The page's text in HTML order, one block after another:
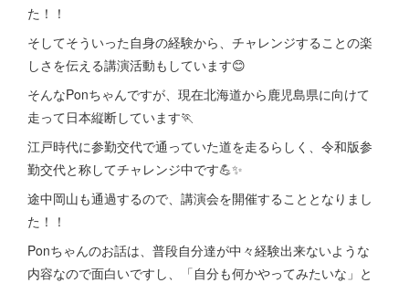
た！！
そしてそういった自身の経験から、チャレンジすることの楽
しさを伝える講演活動もしています😊
そんなPonちゃんですが、現在北海道から鹿児島県に向けて
走って日本縦断しています🏃
江戸時代に参勤交代で通っていた道を走るらしく、令和版参
勤交代と称してチャレンジ中です💪✨
途中岡山も通過するので、講演会を開催することとなりまし
た！！
Ponちゃんのお話は、普段自分達が中々経験出来ないような
内容なので面白いですし、「自分も何かやってみたいな」と